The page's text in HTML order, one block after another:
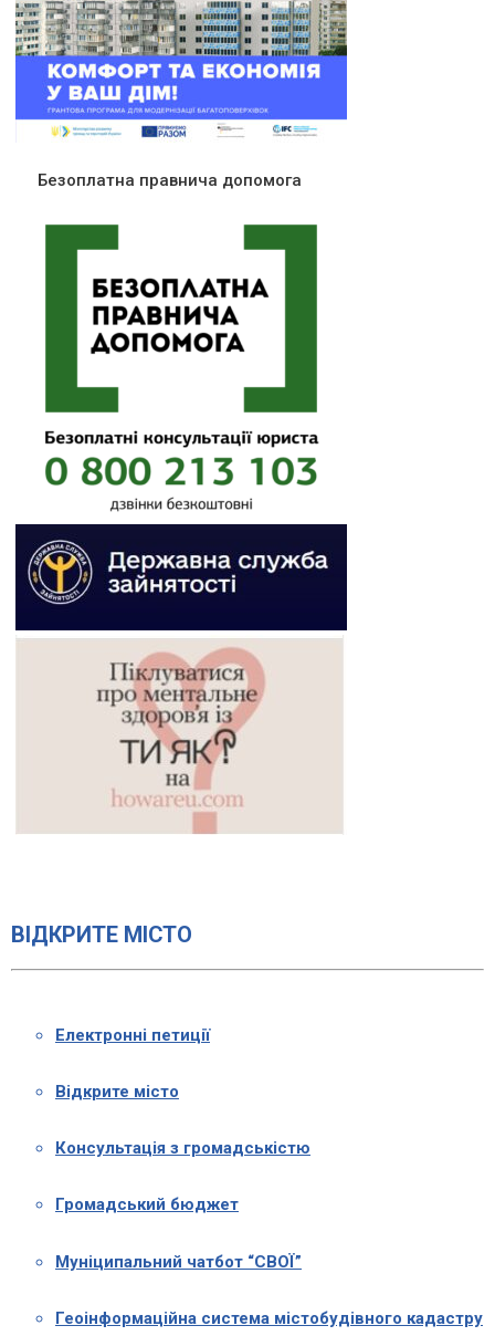
Безоплатна правнича допомога
ВІДКРИТЕ МІСТО
Електронні петиції
Відкрите місто
Консультація з громадськістю
Громадський бюджет
Муніципальний чатбот “СВОЇ”
Геоінформаційна система містобудівного кадастру